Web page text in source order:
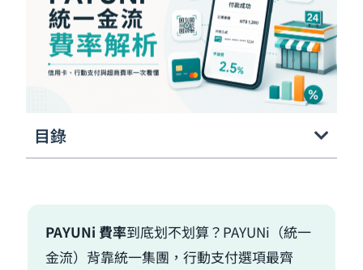
目錄
PAYUNi 費率到底划不划算？PAYUNi（統一
金流）背靠統一集團，行動支付選項最齊